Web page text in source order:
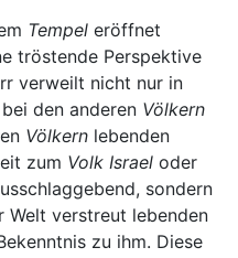
Tempel eröffnet
tröstende Perspektive
verweilt nicht nur in
den anderen Völkern
Völkern lebenden
zum Volk Israel oder
sondern
Welt verstreut lebenden
zu ihm. Diese